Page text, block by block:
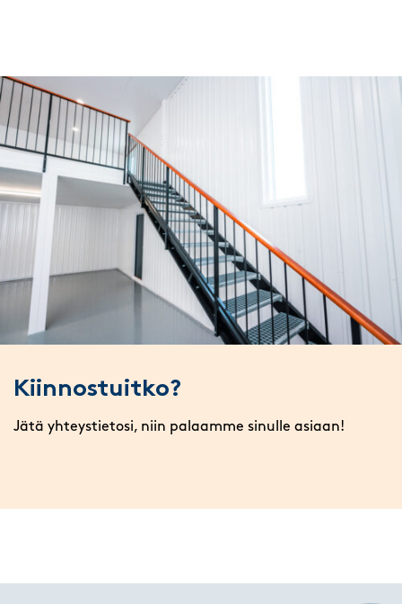
Kiinnostuitko?
Jätä yhteystietosi, niin palaamme sinulle asiaan!